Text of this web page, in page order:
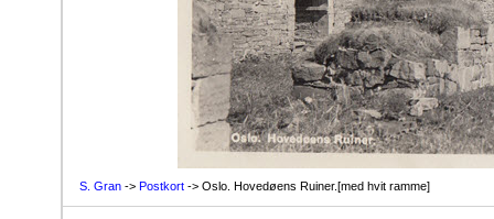
S. Gran -> Postkort -> Oslo. Hovedøens Ruiner.[med hvit ramme]